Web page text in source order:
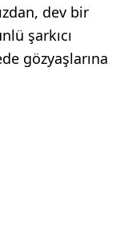
dev bir
şarkıcı
gözyaşlarına